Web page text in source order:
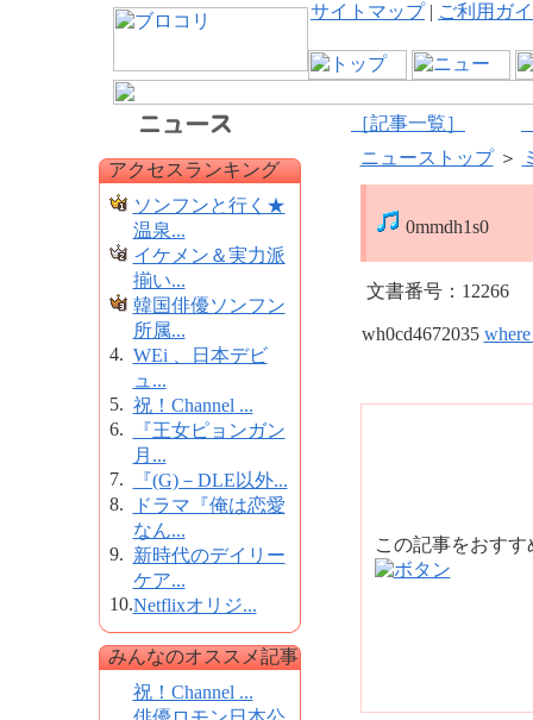
サイトマップ| ご利用ガ
［記事一覧］
アクセスランキング
ソンフンと行く★
温泉...
イケメン＆実力派
揃い...
韓国俳優ソンフン
所属...
4. WEi 、日本デビ
ュ...
5. 祝！Channel ...
6.
『王女ピョンガン
月...
7.
『(G)－DLE以外...
8.
ドラマ『俺は恋愛
なん...
9. 新時代のデイリー
ケア...
10.Netflixオリジ...
みんなのオススメ記事
祝！Channel ...
ニューストップ＞
0mmdh1s0
文書番号：12266
wh0cd4672035
この記事をおす